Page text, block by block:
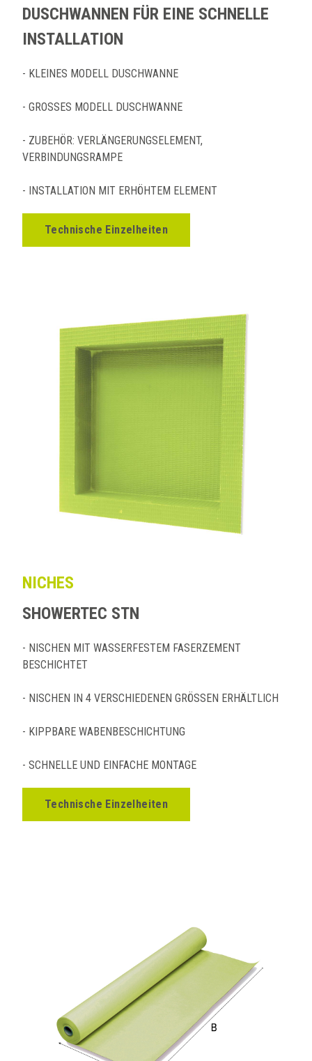
DUSCHWANNEN FÜR EINE SCHNELLE
INSTALLATION
- KLEINES MODELL DUSCHWANNE
- GROSSES MODELL DUSCHWANNE
- ZUBEHÖR: VERLÄNGERUNGSELEMENT,
VERBINDUNGSRAMPE
- INSTALLATION MIT ERHÖHTEM ELEMENT
Technische Einzelheiten
NICHES
SHOWERTEC STN
- NISCHEN MIT WASSERFESTEM FASERZEMENT
BESCHICHTET
- NISCHEN IN 4 VERSCHIEDENEN GRÖSSEN ERHÄLTLICH
- KIPPBARE WABENBESCHICHTUNG
- SCHNELLE UND EINFACHE MONTAGE
Technische Einzelheiten